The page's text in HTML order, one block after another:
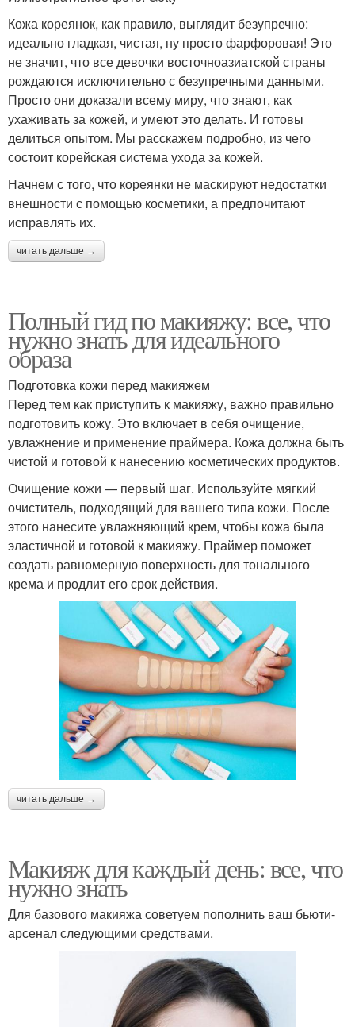
Кожа кореянок, как правило, выглядит безупречно:
идеально гладкая, чистая, ну просто фарфоровая! Это
не значит, что все девочки восточноазиатской страны
рождаются исключительно с безупречными данными.
Просто они доказали всему миру, что знают, как
ухаживать за кожей, и умеют это делать. И готовы
делиться опытом. Мы расскажем подробно, из чего
состоит корейская система ухода за кожей.
Начнем с того, что кореянки не маскируют недостатки
внешности с помощью косметики, а предпочитают
исправлять их.
читать дальше →
Полный гид по макияжу: все, что
нужно знать для идеального
образа
Подготовка кожи перед макияжем
Перед тем как приступить к макияжу, важно правильно
подготовить кожу. Это включает в себя очищение,
увлажнение и применение праймера. Кожа должна быть
чистой и готовой к нанесению косметических продуктов.
Очищение кожи — первый шаг. Используйте мягкий
очиститель, подходящий для вашего типа кожи. После
этого нанесите увлажняющий крем, чтобы кожа была
эластичной и готовой к макияжу. Праймер поможет
создать равномерную поверхность для тонального
крема и продлит его срок действия.
читать дальше →
Макияж для каждый день: все, что
нужно знать
Для базового макияжа советуем пополнить ваш бьюти-
арсенал следующими средствами.